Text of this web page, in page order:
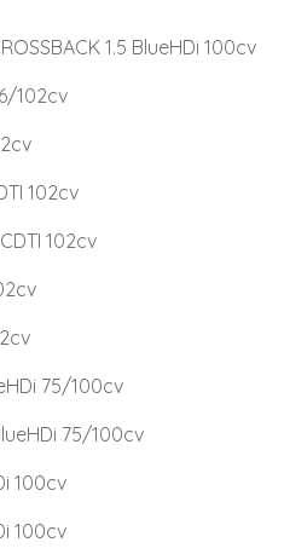
1.5 BlueHDi 100cv
102cv
102cv
102cv
75/100cv
75/100cv
100cv
100cv